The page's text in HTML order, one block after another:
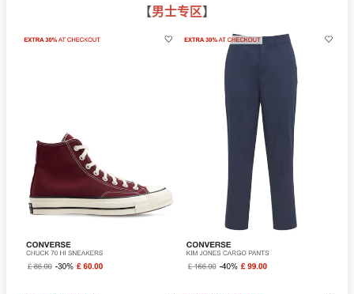
【男士专区】